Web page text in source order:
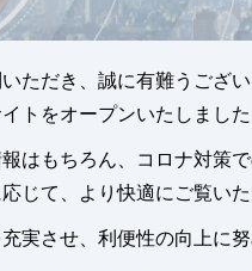
ただき、誠に有難うござい
トをオープンいたしました
はもちろん、コロナ対策
じて、より快適にご覧い
実させ、利便性の向上に努